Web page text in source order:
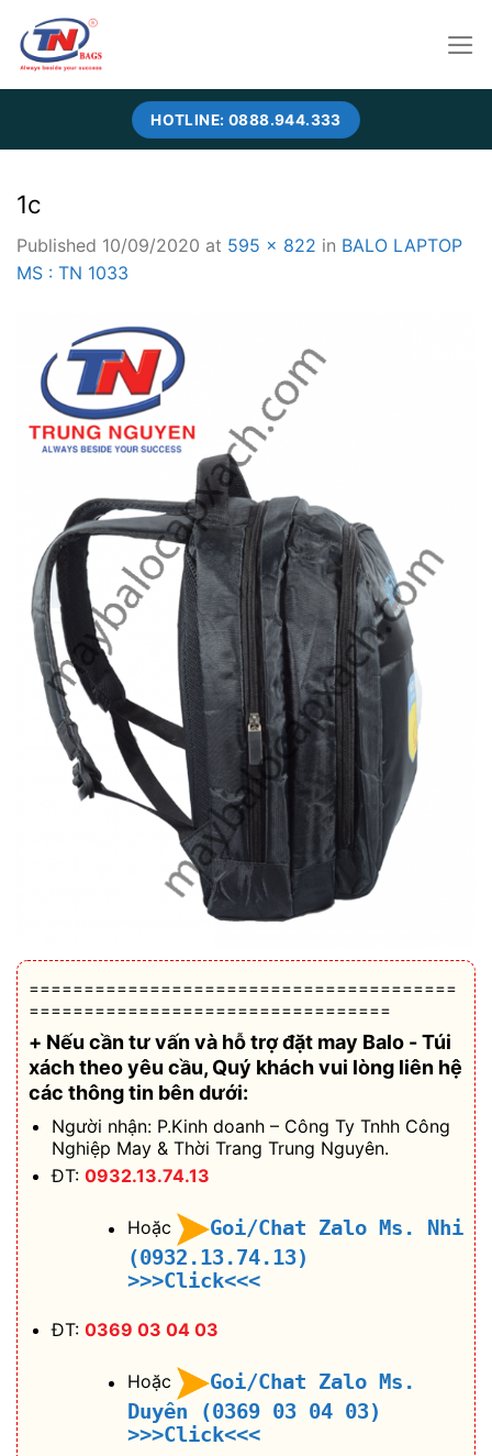
content
HOTLINE: 0888.944.333
1c
Published 10/09/2020 at 595 × 822 in BALO LAPTOP
MS : TN 1033
=======================================
=================================
+ Nếu cần tư vấn và hỗ trợđặt may Balo - Túi
xách theo yêu cầu, Quý khách vui lòng liên hệ
các thông tin bên dưới:
Người nhận: P.Kinh doanh – Công Ty Tnhh Công
Nghiệp May & Thời Trang Trung Nguyên.
ĐT: 0932.13.74.13
Hoặc
Goi/Chat Zalo Ms. Nhi
(0932.13.74.13)
>>>Click<<<
ĐT: 0369 03 04 03
Hoặc
Goi/Chat Zalo Ms.
Duyên (0369 03 04 03)
>>>Click<<<